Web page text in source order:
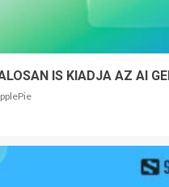
IS KIADJA AZ AI